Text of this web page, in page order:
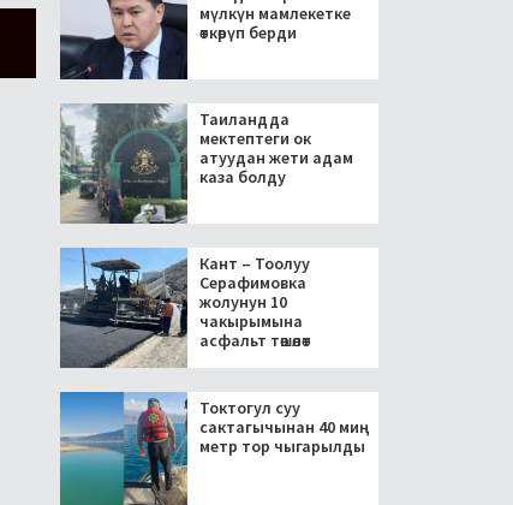
мүлкүн мамлекетке
өткөрүп берди
Таиландда
мектептеги ок
атуудан жети адам
каза болду
Кант – Тоолуу
Серафимовка
жолунун 10
чакырымына
асфальт төшөлөт
Токтогул суу
сактагычынан 40 миң
метр тор чыгарылды